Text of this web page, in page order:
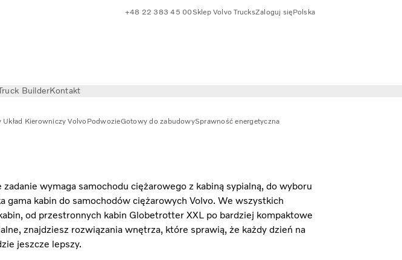
+48 22 383 45 00 Sklep Volvo TrucksZaloguj sięPolska
BuilderKontakt
Kierowniczy VolvoPodwozieGotowy do zabudowySprawność energetyczna
zadanie wymaga samochodu ciężarowego z kabiną sypialną, do wyboru
gama kabin do samochodów ciężarowych Volvo. We wszystkich
od przestronnych kabin Globetrotter XXL po bardziej kompaktowe
znajdziesz rozwiązania wnętrza, które sprawią, że każdy dzień na
jeszcze lepszy.